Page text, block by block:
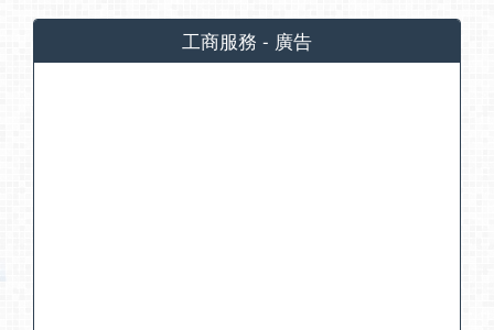
工商服務 - 廣告